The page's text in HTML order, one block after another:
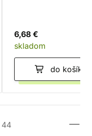
6,68 €
skladom
do košíka
44